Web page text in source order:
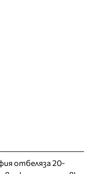
отбеляза 20-